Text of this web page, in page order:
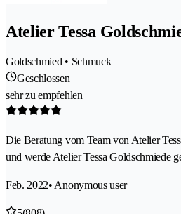
Atelier Tessa
Goldschmied • Schmuck
Geschlossen
sehr zu empfehlen
Die Beratung vom Team von Atelier
und werde Atelier Tessa Goldschmiede
Feb. 2022• Anonymous user